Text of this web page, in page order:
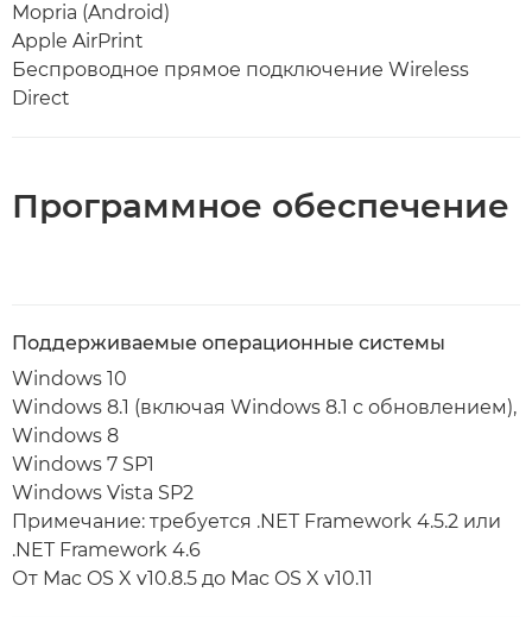
Mopria (Android)
Apple AirPrint
Беспроводное прямое подключение Wireless
Direct
Программное обеспечение
Поддерживаемые операционные системы
Windows 10
Windows 8.1 (включая Windows 8.1 с обновлением),
Windows 8
Windows 7 SP1
Windows Vista SP2
Примечание: требуется .NET Framework 4.5.2 или
.NET Framework 4.6
От Mac OS X v10.8.5 до Mac OS X v10.11